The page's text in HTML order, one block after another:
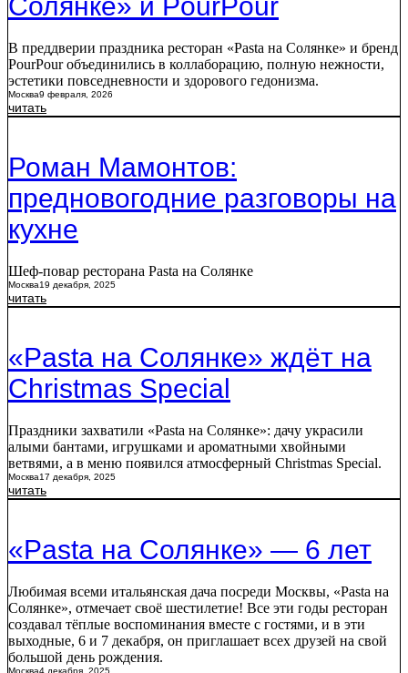
В преддверии праздника ресторан «Pasta на Солянке» и бренд
PourPour объединились в коллаборацию, полную нежности,
эстетики повседневности и здорового гедонизма.
Москва9 февраля, 2026
читать
Роман Мамонтов:
предновогодние разговоры на
кухне
Шеф-повар ресторана Pasta на Солянке
Москва19 декабря, 2025
читать
«Pasta на Солянке» ждёт на
Christmas Special
Праздники захватили «Pasta на Солянке»: дачу украсили
алыми бантами, игрушками и ароматными хвойными
ветвями, а в меню появился атмосферный Christmas Special.
Москва17 декабря, 2025
читать
«Pasta на Солянке» — 6 лет
Любимая всеми итальянская дача посреди Москвы, «Pasta на
Солянке», отмечает своё шестилетие! Все эти годы ресторан
создавал тёплые воспоминания вместе с гостями, и в эти
выходные, 6 и 7 декабря, он приглашает всех друзей на свой
большой день рождения.